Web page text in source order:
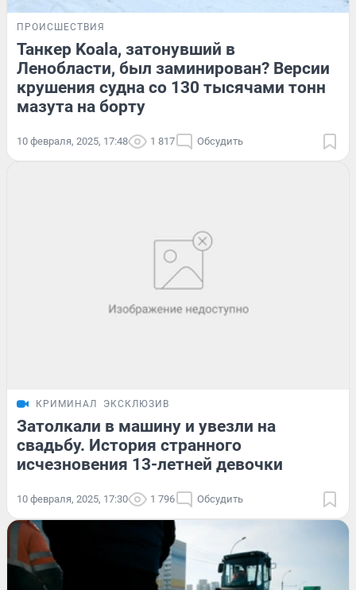
ПРОИСШЕСТВИЯ
Танкер Koala, затонувший в
Ленобласти, был заминирован? Версии
крушения судна со 130 тысячами тонн
мазута на борту
10 февраля, 2025, 17:48 1 817 Обсудить
КРИМИНАЛ ЭКСКЛЮЗИВ
Затолкали в машину и увезли на
свадьбу. История странного
исчезновения 13-летней девочки
10 февраля, 2025, 17:30 1 796 Обсудить